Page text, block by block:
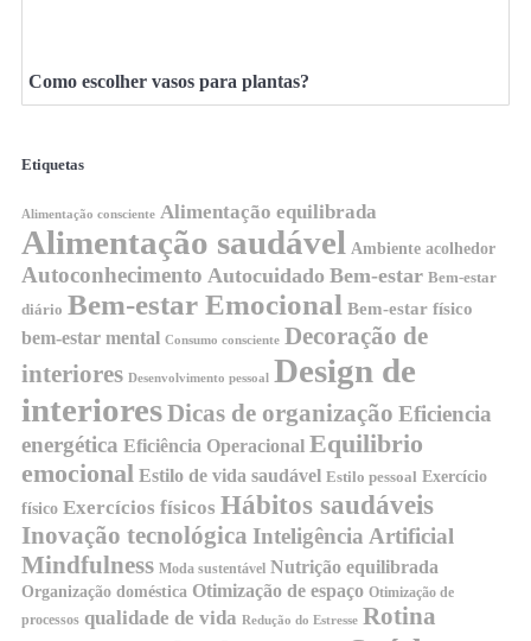
Como escolher vasos para plantas?
Etiquetas
Alimentação consciente Alimentação equilibrada
Alimentação saudável Ambiente acolhedor
Autoconhecimento Autocuidado Bem-estar Bem-estar
diário Bem-estar Emocional Bem-estar físico
bem-estar mental Consumo consciente Decoração de
interiores Desenvolvimento pessoal
Design de
interioresDicas de organização Eficiencia
energética Eficiência Operacional Equilibrio
emocional Estilo de vida saudável Estilo pessoal Exercício
físico Exercícios físicos Hábitos saudáveis
Inovação tecnológica Inteligência Artificial
Mindfulness Moda sustentável Nutrição equilibrada
Organização doméstica Otimização de espaço Otimização de
processos qualidade de vida Redução do Estresse Rotina